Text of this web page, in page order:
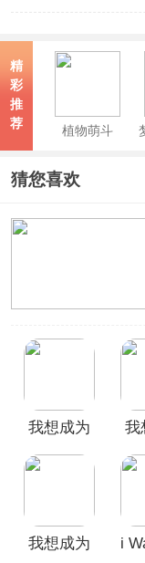
精
彩
推
荐
植物萌斗
猜您喜欢
我想成为
我
我想成为
i